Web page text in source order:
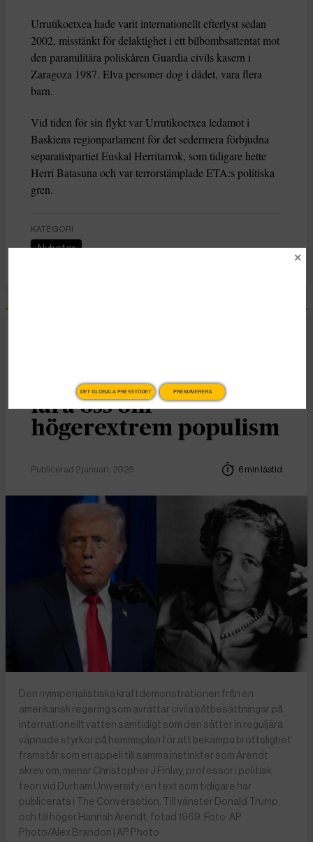
Urrutikoetxea hade varit internationellt efterlyst sedan
2002, misstänkt för delaktighet i ett bilbombsattentat mot
den paramilitära poliskåren Guardia civils kasern i
Zaragoza 1987. Elva personer dog i dådet, vara flera
barn.
Vid tiden för sin flykt var Urrutikoetxea ledamot i
Baskiens regionparlament för det sedermera förbjudna
separatistpartiet Euskal Herritarrok, som tidigare hette
Herri Batasuna och var terrorstämplade ETA:s politiska
gren.
KATEGORI
Nyheter
Vad Hanna Arendt kan
lära oss om
högerextrem populism
Publicerad 2 januari, 2026 6 min lästid
Den nyimperialistiska kraftdemonstrationen från en
amerikansk regering som avrättar civila båtbesättningar på
internationellt vatten samtidigt som den sätter in reguljära
väpnade styrkor på hemmaplan för att bekämpa brottslighet
framstår som en appell till samma instinkter som Arendt
skrev om, menar Christopher J Finlay, professor i politisk
teori vid Durham University i en text som tidigare har
publicerats i The Conversation. Till vänster Donald Trump,
och till höger Hannah Arendt, fotad 1969. Foto: AP
Photo/Alex Brandon | AP Photo
DET GLOBALA PRESSTÖDET PRENUMERERA